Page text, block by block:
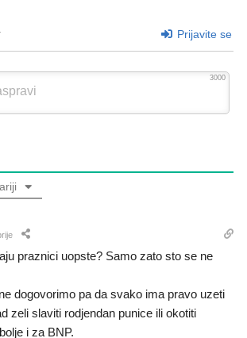
Prijavite se
3000
praznici uopste? Samo zato sto se ne
dogovorimo pa da svako ima pravo uzeti
zeli slaviti rodjendan punice ili okotiti
i za BNP.